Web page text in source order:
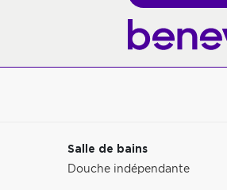
Salle de bains
Douche indépendante